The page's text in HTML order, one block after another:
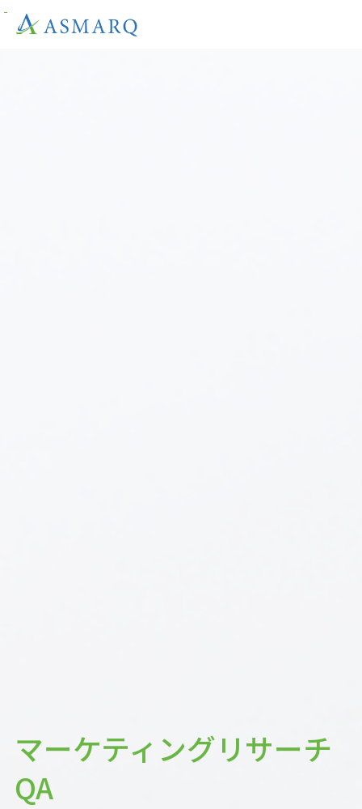
マーケティングリサーチ
QA